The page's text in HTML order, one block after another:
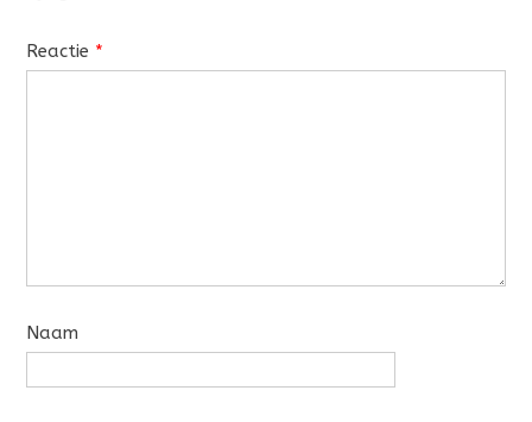
Reactie *
Naam